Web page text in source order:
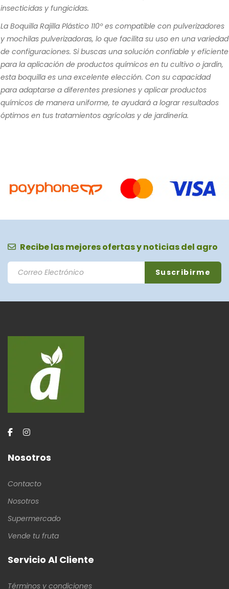
insecticidas y fungicidas.
La Boquilla Rajilla Plástico 110º es compatible con pulverizadores
y mochilas pulverizadoras, lo que facilita su uso en una variedad
de configuraciones. Si buscas una solución confiable y eficiente
para la aplicación de productos químicos en tu cultivo o jardín,
esta boquilla es una excelente elección. Con su capacidad
para adaptarse a diferentes presiones y aplicar productos
químicos de manera uniforme, te ayudará a lograr resultados
óptimos en tus tratamientos agrícolas y de jardinería.
Recibe las mejores ofertas y noticias del agro
Nosotros
Contacto
Nosotros
Supermercado
Vende tu fruta
Servicio Al Cliente
Términos y condiciones